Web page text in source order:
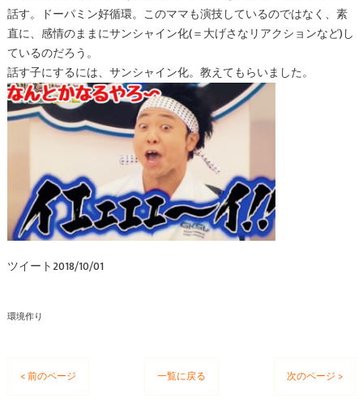
話す。ドーパミン好循環。このママも演技しているのではなく、素
直に、感情のままにサンシャイン化(＝大げさなリアクションなど)し
ているのだろう。
話す子にするには、サンシャイン化。教えてもらいました。
ツイート2018/10/01
環境作り
< 前のページ 一覧に戻る 次のページ >